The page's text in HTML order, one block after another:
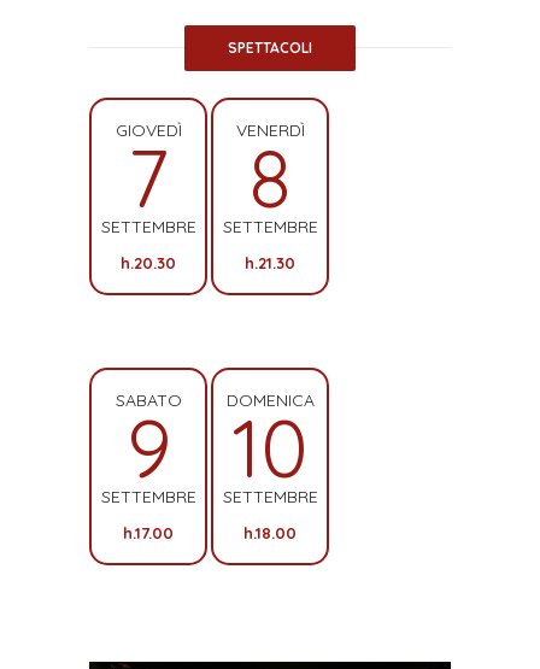
SPETTACOLI
GIOVEDÌ
7
SETTEMBRE
h.20.30
VENERDÌ
8
SETTEMBRE
h.21.30
SABATO
9
SETTEMBRE
h.17.00
DOMENICA
10
SETTEMBRE
h.18.00